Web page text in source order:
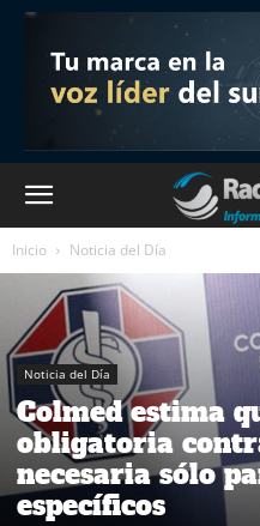
Inicio Noticia del Día
Noticia del Día
Colmed estima
obligatoria
necesaria sólo
específicos